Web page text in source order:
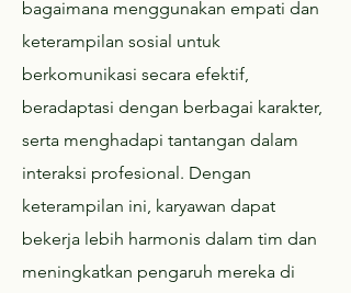
bagaimana menggunakan empati dan
keterampilan sosial untuk
berkomunikasi secara efektif,
beradaptasi dengan berbagai karakter,
serta menghadapi tantangan dalam
interaksi profesional. Dengan
keterampilan ini, karyawan dapat
bekerja lebih harmonis dalam tim dan
meningkatkan pengaruh mereka di